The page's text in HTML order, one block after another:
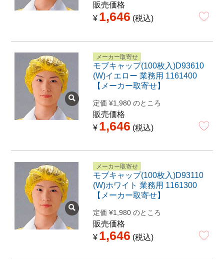
販売価格
¥ 1,646 税込
メーカー取寄せ
モブキャップ(100枚入)D93610
(W)イエロー 業務用 1161400
【メーカー取寄せ】
定価 ¥1,980 のところ
販売価格
¥ 1,646 税込
メーカー取寄せ
モブキャップ(100枚入)D93110
(W)ホワイト 業務用 1161300
【メーカー取寄せ】
定価 ¥1,980 のところ
販売価格
¥ 1,646 税込